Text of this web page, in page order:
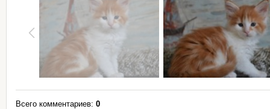
Всего комментариев: 0